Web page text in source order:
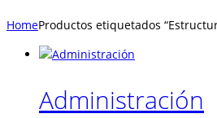
HomeProductos etiquetados
Administración